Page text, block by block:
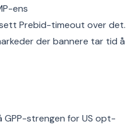
ens
Prebid-timeout over det.
der bannere tar tid å
GPP-strengen for US opt-